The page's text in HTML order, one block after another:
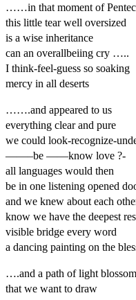
……in that moment of
this little tear well oversized
is a wise inheritance
can an overallbeiing cry …..
I think-feel-guess so soaking
mercy in all deserts
…….and appeared to us
everything clear and pure
we could look-recognize-
——–be ——know love ?-
all languages would then
be in one listening opened
and we knew about each
know we have the deepest
visible bridge every word
a dancing painting on the
….and a path of light
that we want to draw